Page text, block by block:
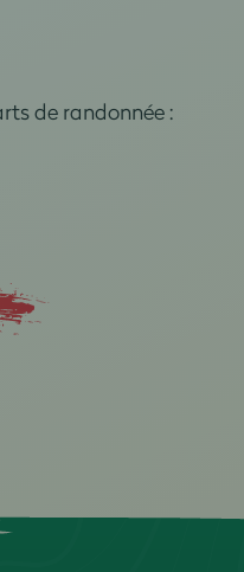
de randonnée :